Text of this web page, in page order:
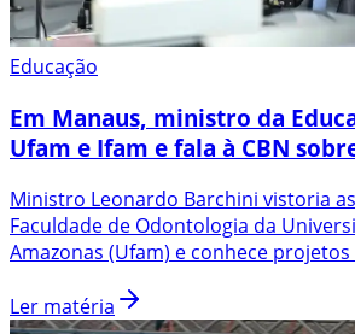
Educação
Em Manaus, ministro da
Ufam e Ifam e fala à CBN
Ministro Leonardo Barchini vistoria
Faculdade de Odontologia da
Amazonas (Ufam) e conhece
Ler matéria